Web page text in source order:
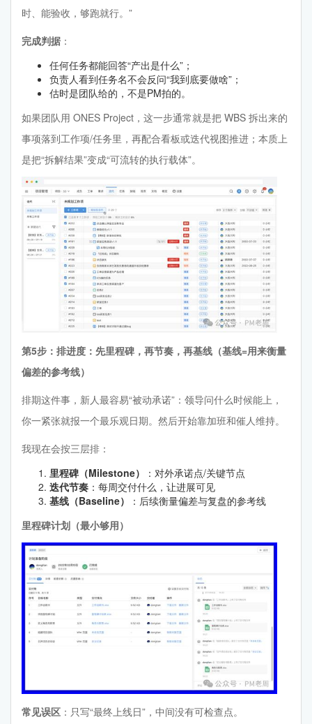
时、能验收，够跑就行。”
完成判据 ：
任何任务都能回答“产出是什么”；
负责人看到任务名不会反问“我到底要做啥”；
估时是团队给的，不是PM拍的。
如果团队用 ONES Project，这一步通常就是把 WBS 拆出来的
事项落到工作项/任务里，再配合看板或迭代视图推进；本质上
是把“拆解结果”变成“可流转的执行载体”。
第5步：排进度：先里程碑，再节奏，再基线（基线=用来衡量
偏差的参考线）
排期这件事，新人最容易“被动承诺”：领导问什么时候能上，
你一紧张就报一个最乐观日期。然后开始靠加班和催人维持。
我现在会按三层排：
里程碑（Milestone）
：对外承诺点/关键节点
迭代节奏 ：每周交付什么，让进展可见
基线（Baseline）
：后续衡量偏差与复盘的参考线
里程碑计划（最小够用）
常见误区 ：只写“最终上线日”，中间没有可检查点。